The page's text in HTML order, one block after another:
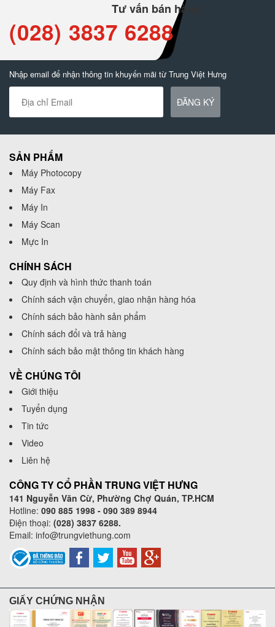
Tư vấn bán hàng
(028) 3837 6288
Nhập email để nhận thông tin khuyến mãi từ Trung Việt Hưng
ĐĂNG KÝ
SẢN PHẨM
Máy Photocopy
Máy Fax
Máy In
Máy Scan
Mực In
CHÍNH SÁCH
Quy định và hình thức thanh toán
Chính sách vận chuyển, giao nhận hàng hóa
Chính sách bảo hành sản phẩm
Chính sách đổi và trả hàng
Chính sách bảo mật thông tin khách hàng
VỀ CHÚNG TÔI
Giới thiệu
Tuyển dụng
Tin tức
Video
Liên hệ
CÔNG TY CỔ PHẦN TRUNG VIỆT HƯNG
141 Nguyễn Văn Cừ, Phường Chợ Quán, TP.HCM
Hotline: 090 885 1998 - 090 389 8944
Điện thoại: (028) 3837 6288.
Email: info@trungviethung.com
GIẤY CHỨNG NHẬN